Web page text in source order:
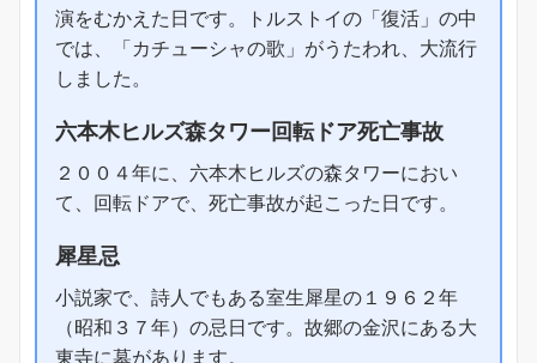
演をむかえた日です。トルストイの「復活」の中
では、「カチューシャの歌」がうたわれ、大流行
しました。
六本木ヒルズ森タワー回転ドア死亡事故
２００４年に、六本木ヒルズの森タワーにおい
て、回転ドアで、死亡事故が起こった日です。
犀星忌
小説家で、詩人でもある室生犀星の１９６２年
（昭和３７年）の忌日です。故郷の金沢にある大
東寺に墓があります。